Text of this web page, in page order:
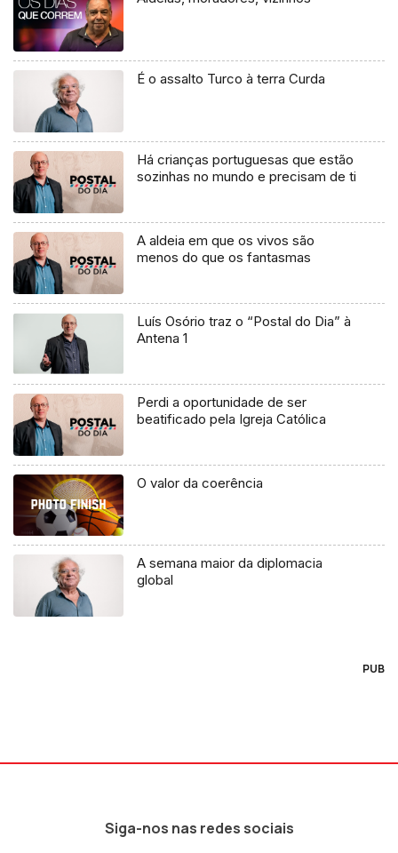
É o assalto Turco à terra Curda
Há crianças portuguesas que estão
sozinhas no mundo e precisam de ti
A aldeia em que os vivos são
menos do que os fantasmas
Luís Osório traz o “Postal do Dia” à
Antena 1
Perdi a oportunidade de ser
beatificado pela Igreja Católica
O valor da coerência
A semana maior da diplomacia
global
PUB
Siga-nos nas redes sociais